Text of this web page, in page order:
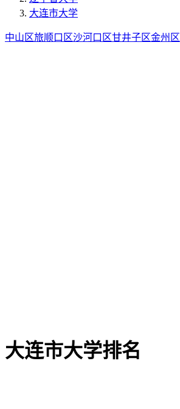
大连市大学
中山区旅顺口区沙河口区甘井子区金州区
大连市大学排名